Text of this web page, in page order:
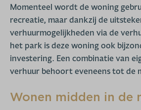
Momenteel wordt de woning
recreatie, maar dankzij de
verhuurmogelijkheden via de
het park is deze woning ook
investering. Een combinatie van
verhuur behoort eveneens tot de
Wonen midden in de